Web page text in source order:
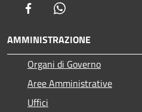
Facebook
AMMINISTRAZIONE
Organi di Governo
Aree Amministrative
Uffici